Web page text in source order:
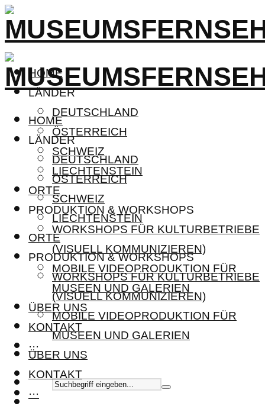
HOME
LÄNDER
DEUTSCHLAND
ÖSTERREICH
SCHWEIZ
LIECHTENSTEIN
ORTE
PRODUKTION & WORKSHOPS
WORKSHOPS FÜR KULTURBETRIEBE
(VISUELL KOMMUNIZIEREN)
MOBILE VIDEOPRODUKTION FÜR
MUSEEN UND GALERIEN
ÜBER UNS
KONTAKT
···
HOME
LÄNDER
DEUTSCHLAND
ÖSTERREICH
SCHWEIZ
LIECHTENSTEIN
ORTE
PRODUKTION & WORKSHOPS
WORKSHOPS FÜR KULTURBETRIEBE
(VISUELL KOMMUNIZIEREN)
MOBILE VIDEOPRODUKTION FÜR
MUSEEN UND GALERIEN
ÜBER UNS
KONTAKT
···